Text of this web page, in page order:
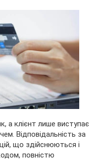
а клієнт лише виступає
Відповідальність за
що здійснюються і
повністю